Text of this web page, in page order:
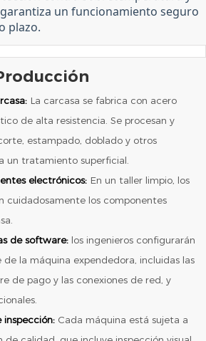
un funcionamiento seguro
plazo.
La carcasa se fabrica con acero
de alta resistencia. Se procesan y
estampado, doblado y otros
un tratamiento superficial.
electrónicos: En un taller limpio, los
cuidadosamente los componentes
de software: los ingenieros configurarán
la máquina expendedora, incluidas las
de pago y las conexiones de red, y
Cada máquina está sujeta a